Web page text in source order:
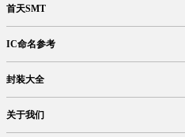
首天SMT
IC命名参考
封装大全
关于我们